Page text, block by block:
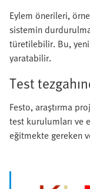
Eylem önerileri,
sistemin
türetilebilir. Bu,
yaratabilir.
Test
Festo, araştırma
test kurulumları ve
eğitmekte gereken